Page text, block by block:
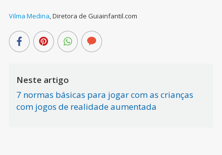
Vilma Medina,Diretora de Guiainfantil.com
Neste artigo
7 normas básicas para jogar com as crianças
com jogos de realidade aumentada